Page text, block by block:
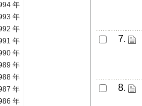
年
年
年
年
年
年
年
年
年
7.
8.